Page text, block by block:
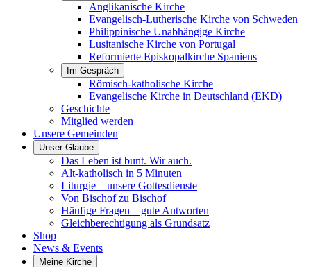
Anglikanische Kirche
Evangelisch-Lutherische Kirche von Schweden
Philippinische Unabhängige Kirche
Lusitanische Kirche von Portugal
Reformierte Episkopalkirche Spaniens
Im Gespräch
Römisch-katholische Kirche
Evangelische Kirche in Deutschland (EKD)
Geschichte
Mitglied werden
Unsere Gemeinden
Unser Glaube
Das Leben ist bunt. Wir auch.
Alt-katholisch in 5 Minuten
Liturgie – unsere Gottesdienste
Von Bischof zu Bischof
Häufige Fragen – gute Antworten
Gleichberechtigung als Grundsatz
Shop
News & Events
Meine Kirche